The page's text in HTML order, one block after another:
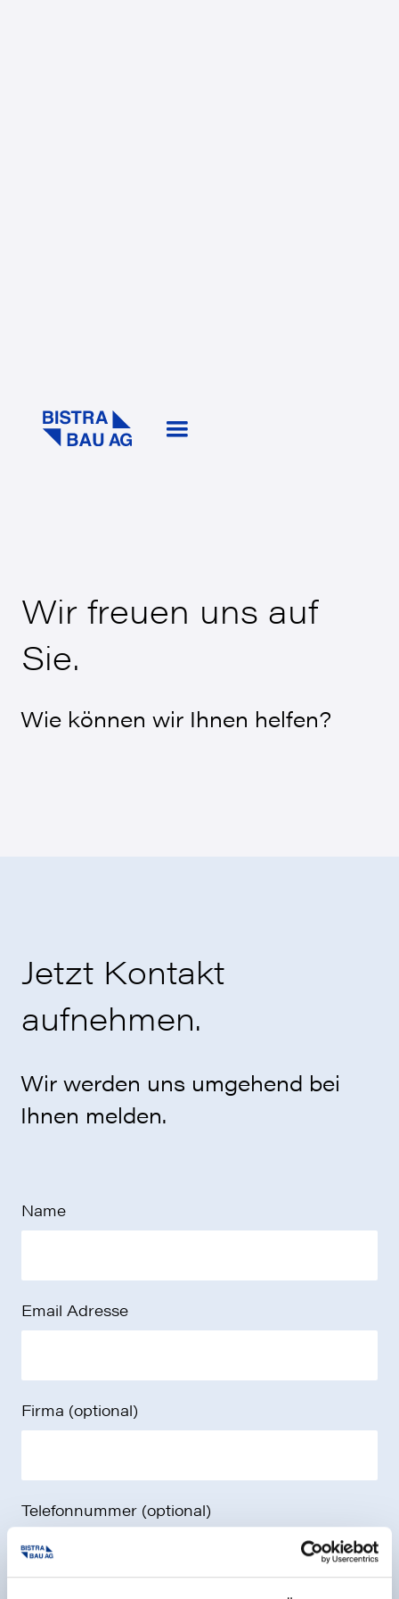
Wir freuen uns auf
Sie.
Wie können wir Ihnen helfen?
Jetzt Kontakt
aufnehmen.
Wir werden uns umgehend bei
Ihnen melden.
Name
Email Adresse
Firma (optional)
Telefonnummer (optional)